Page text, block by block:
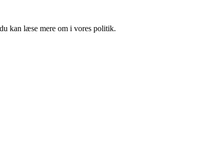
kan læse mere om i vores politik.